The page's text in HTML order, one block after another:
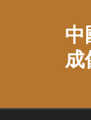
中
成